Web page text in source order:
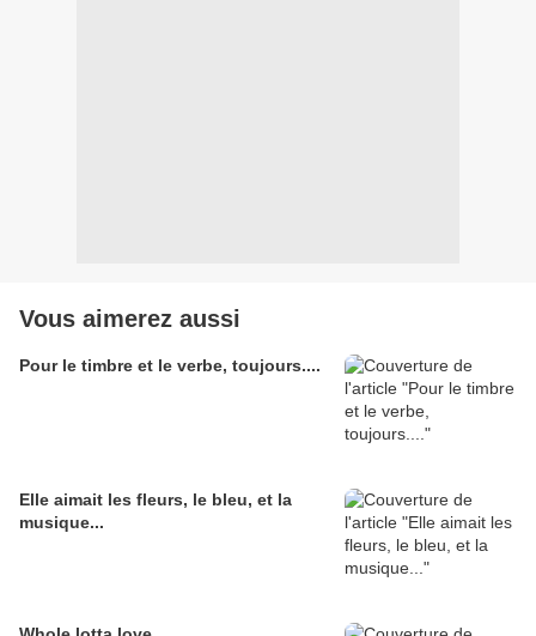
Vous aimerez aussi
Pour le timbre et le verbe, toujours....
Elle aimait les fleurs, le bleu, et la
musique...